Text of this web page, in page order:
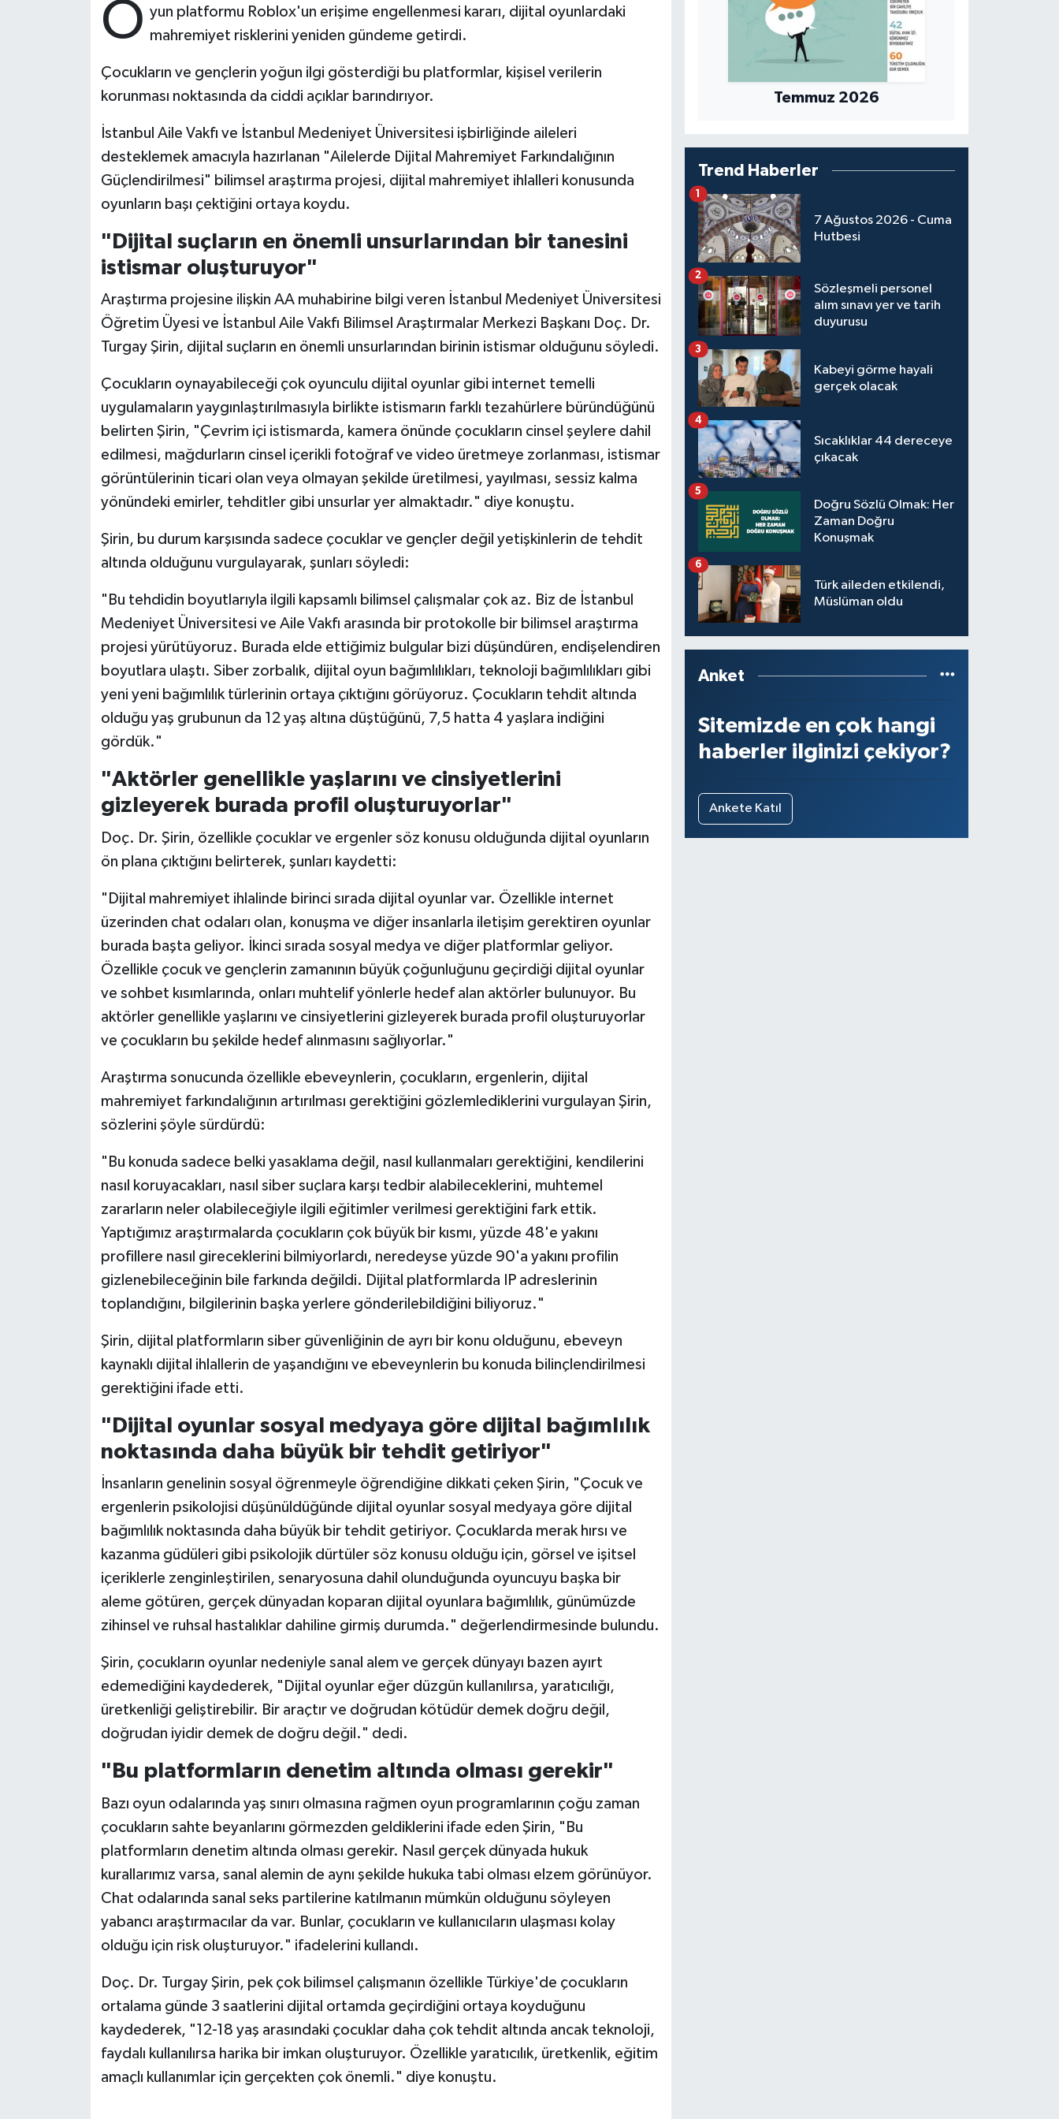
O yun platformu Roblox'un erişime engellenmesi kararı, dijital oyunlardaki
mahremiyet risklerini yeniden gündeme getirdi.
Çocukların ve gençlerin yoğun ilgi gösterdiği bu platformlar, kişisel verilerin
korunması noktasında da ciddi açıklar barındırıyor.
İstanbul Aile Vakfı ve İstanbul Medeniyet Üniversitesi işbirliğinde aileleri
desteklemek amacıyla hazırlanan "Ailelerde Dijital Mahremiyet Farkındalığının
Güçlendirilmesi" bilimsel araştırma projesi, dijital mahremiyet ihlalleri konusunda
oyunların başı çektiğini ortaya koydu.
"Dijital suçların en önemli unsurlarından bir tanesini
istismar oluşturuyor"
Araştırma projesine ilişkin AA muhabirine bilgi veren İstanbul Medeniyet Üniversitesi
Öğretim Üyesi ve İstanbul Aile Vakfı Bilimsel Araştırmalar Merkezi Başkanı Doç. Dr.
Turgay Şirin, dijital suçların en önemli unsurlarından birinin istismar olduğunu söyledi.
Çocukların oynayabileceği çok oyunculu dijital oyunlar gibi internet temelli
uygulamaların yaygınlaştırılmasıyla birlikte istismarın farklı tezahürlere büründüğünü
belirten Şirin, "Çevrim içi istismarda, kamera önünde çocukların cinsel şeylere dahil
edilmesi, mağdurların cinsel içerikli fotoğraf ve video üretmeye zorlanması, istismar
görüntülerinin ticari olan veya olmayan şekilde üretilmesi, yayılması, sessiz kalma
yönündeki emirler, tehditler gibi unsurlar yer almaktadır." diye konuştu.
Şirin, bu durum karşısında sadece çocuklar ve gençler değil yetişkinlerin de tehdit
altında olduğunu vurgulayarak, şunları söyledi:
"Bu tehdidin boyutlarıyla ilgili kapsamlı bilimsel çalışmalar çok az. Biz de İstanbul
Medeniyet Üniversitesi ve Aile Vakfı arasında bir protokolle bir bilimsel araştırma
projesi yürütüyoruz. Burada elde ettiğimiz bulgular bizi düşündüren, endişelendiren
boyutlara ulaştı. Siber zorbalık, dijital oyun bağımlılıkları, teknoloji bağımlılıkları gibi
yeni yeni bağımlılık türlerinin ortaya çıktığını görüyoruz. Çocukların tehdit altında
olduğu yaş grubunun da 12 yaş altına düştüğünü, 7,5 hatta 4 yaşlara indiğini
gördük."
"Aktörler genellikle yaşlarını ve cinsiyetlerini
gizleyerek burada profil oluşturuyorlar"
Doç. Dr. Şirin, özellikle çocuklar ve ergenler söz konusu olduğunda dijital oyunların
ön plana çıktığını belirterek, şunları kaydetti:
"Dijital mahremiyet ihlalinde birinci sırada dijital oyunlar var. Özellikle internet
üzerinden chat odaları olan, konuşma ve diğer insanlarla iletişim gerektiren oyunlar
burada başta geliyor. İkinci sırada sosyal medya ve diğer platformlar geliyor.
Özellikle çocuk ve gençlerin zamanının büyük çoğunluğunu geçirdiği dijital oyunlar
ve sohbet kısımlarında, onları muhtelif yönlerle hedef alan aktörler bulunuyor. Bu
aktörler genellikle yaşlarını ve cinsiyetlerini gizleyerek burada profil oluşturuyorlar
ve çocukların bu şekilde hedef alınmasını sağlıyorlar."
Araştırma sonucunda özellikle ebeveynlerin, çocukların, ergenlerin, dijital
mahremiyet farkındalığının artırılması gerektiğini gözlemlediklerini vurgulayan Şirin,
sözlerini şöyle sürdürdü:
"Bu konuda sadece belki yasaklama değil, nasıl kullanmaları gerektiğini, kendilerini
nasıl koruyacakları, nasıl siber suçlara karşı tedbir alabileceklerini, muhtemel
zararların neler olabileceğiyle ilgili eğitimler verilmesi gerektiğini fark ettik.
Yaptığımız araştırmalarda çocukların çok büyük bir kısmı, yüzde 48'e yakını
profillere nasıl gireceklerini bilmiyorlardı, neredeyse yüzde 90'a yakını profilin
gizlenebileceğinin bile farkında değildi. Dijital platformlarda IP adreslerinin
toplandığını, bilgilerinin başka yerlere gönderilebildiğini biliyoruz."
Şirin, dijital platformların siber güvenliğinin de ayrı bir konu olduğunu, ebeveyn
kaynaklı dijital ihlallerin de yaşandığını ve ebeveynlerin bu konuda bilinçlendirilmesi
gerektiğini ifade etti.
"Dijital oyunlar sosyal medyaya göre dijital bağımlılık
noktasında daha büyük bir tehdit getiriyor"
İnsanların genelinin sosyal öğrenmeyle öğrendiğine dikkati çeken Şirin, "Çocuk ve
ergenlerin psikolojisi düşünüldüğünde dijital oyunlar sosyal medyaya göre dijital
bağımlılık noktasında daha büyük bir tehdit getiriyor. Çocuklarda merak hırsı ve
kazanma güdüleri gibi psikolojik dürtüler söz konusu olduğu için, görsel ve işitsel
içeriklerle zenginleştirilen, senaryosuna dahil olunduğunda oyuncuyu başka bir
aleme götüren, gerçek dünyadan koparan dijital oyunlara bağımlılık, günümüzde
zihinsel ve ruhsal hastalıklar dahiline girmiş durumda." değerlendirmesinde bulundu.
Şirin, çocukların oyunlar nedeniyle sanal alem ve gerçek dünyayı bazen ayırt
edemediğini kaydederek, "Dijital oyunlar eğer düzgün kullanılırsa, yaratıcılığı,
üretkenliği geliştirebilir. Bir araçtır ve doğrudan kötüdür demek doğru değil,
doğrudan iyidir demek de doğru değil." dedi.
"Bu platformların denetim altında olması gerekir"
Bazı oyun odalarında yaş sınırı olmasına rağmen oyun programlarının çoğu zaman
çocukların sahte beyanlarını görmezden geldiklerini ifade eden Şirin, "Bu
platformların denetim altında olması gerekir. Nasıl gerçek dünyada hukuk
kurallarımız varsa, sanal alemin de aynı şekilde hukuka tabi olması elzem görünüyor.
Chat odalarında sanal seks partilerine katılmanın mümkün olduğunu söyleyen
yabancı araştırmacılar da var. Bunlar, çocukların ve kullanıcıların ulaşması kolay
olduğu için risk oluşturuyor." ifadelerini kullandı.
Doç. Dr. Turgay Şirin, pek çok bilimsel çalışmanın özellikle Türkiye'de çocukların
ortalama günde 3 saatlerini dijital ortamda geçirdiğini ortaya koyduğunu
kaydederek, "12-18 yaş arasındaki çocuklar daha çok tehdit altında ancak teknoloji,
faydalı kullanılırsa harika bir imkan oluşturuyor. Özellikle yaratıcılık, üretkenlik, eğitim
amaçlı kullanımlar için gerçekten çok önemli." diye konuştu.
Temmuz 2026
Trend Haberler
7 Ağustos 2026 - Cuma
Hutbesi
1
Sözleşmeli personel
alım sınavı yer ve tarih
duyurusu
2
Kabeyi görme hayali
gerçek olacak
3
Sıcaklıklar 44 dereceye
çıkacak
4
Doğru Sözlü Olmak: Her
Zaman Doğru
Konuşmak
5
Türk aileden etkilendi,
Müslüman oldu
6
Anket
Sitemizde en çok hangi
haberler ilginizi çekiyor?
Ankete Katıl
Bitlis Müftülüğü
Bolu Müftülüğü
Bursa Müftülüğü
Çanakkale Müftülüğü
Çankırı Müftülüğü
Çorum Müftülüğü
Denizli Müftülüğü
Diyarbakır Müftülüğü
Düzce Müftülüğü
Edirne Müftülüğü
Elazığ Müftülüğü
Erzurum Müftülüğü
Eskişehir Müftülüğü
Gaziantep Müftülüğü
Giresun Müftülüğü
Gümüşhane Müftülüğü
Hatay Müftülüğü
Iğdır Müftülüğü
İstanbul Müftülüğü
İzmir Müftülüğü
Kahramanmaraş Müftülüğü
Karabük Müftülüğü
Karaman Müftülüğü
Kars Müftülüğü
Kastamonu Müftülüğü
Kayseri Müftülüğü
Kilis Müftülüğü
Kırıkkale Müftülüğü
Kırşehir Müftülüğü
Konya Müftülüğü
Kütahya Müftülüğü
Malatya Müftülüğü
Mardin Müftülüğü
Muğla Müftülüğü
Muş Müftülüğü
Nevşehir Müftülüğü
Niğde Müftülüğü
Ordu Müftülüğü
Rize Müftülüğü
Samsun Müftülüğü
Siirt Müftülüğü
Sinop Müftülüğü
Makaleler
Duyurular
Bilim, Teknoloji
Biyografiler
Diyanet TV
İhtida Haberleri